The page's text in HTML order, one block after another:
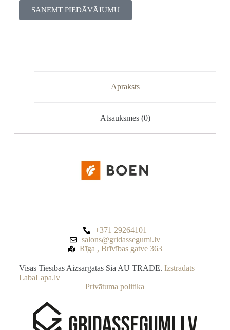
SAŅEMT PIEDĀVĀJUMU
Apraksts
Atsauksmes (0)
+371 29264101
salons@gridassegumi.lv
Rīga , Brīvības gatve 363
Visas Tiesības Aizsargātas Sia AU TRADE. Izstrādāts
LabaLapa.lv
Privātuma politika